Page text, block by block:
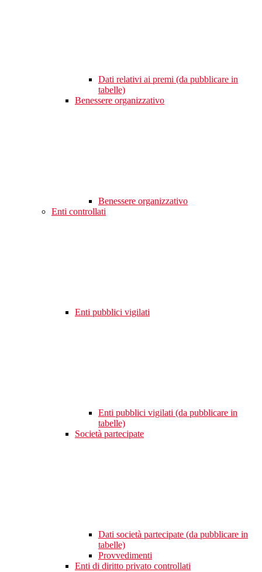
Dati relativi ai premi (da pubblicare in
tabelle)
Benessere organizzativo
Benessere organizzativo
Enti controllati
Enti pubblici vigilati
Enti pubblici vigilati (da pubblicare in
tabelle)
Società partecipate
Dati società partecipate (da pubblicare in
tabelle)
Provvedimenti
Enti di diritto privato controllati